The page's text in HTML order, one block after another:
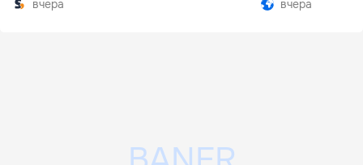
вчера
вчера